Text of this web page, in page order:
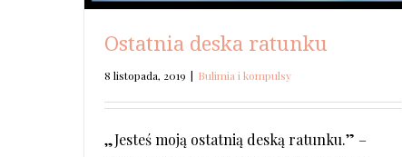
Ostatnia deska ratunku
8 listopada, 2019 | Bulimia i kompulsy
„Jesteś moją ostatnią deską ratunku.” –